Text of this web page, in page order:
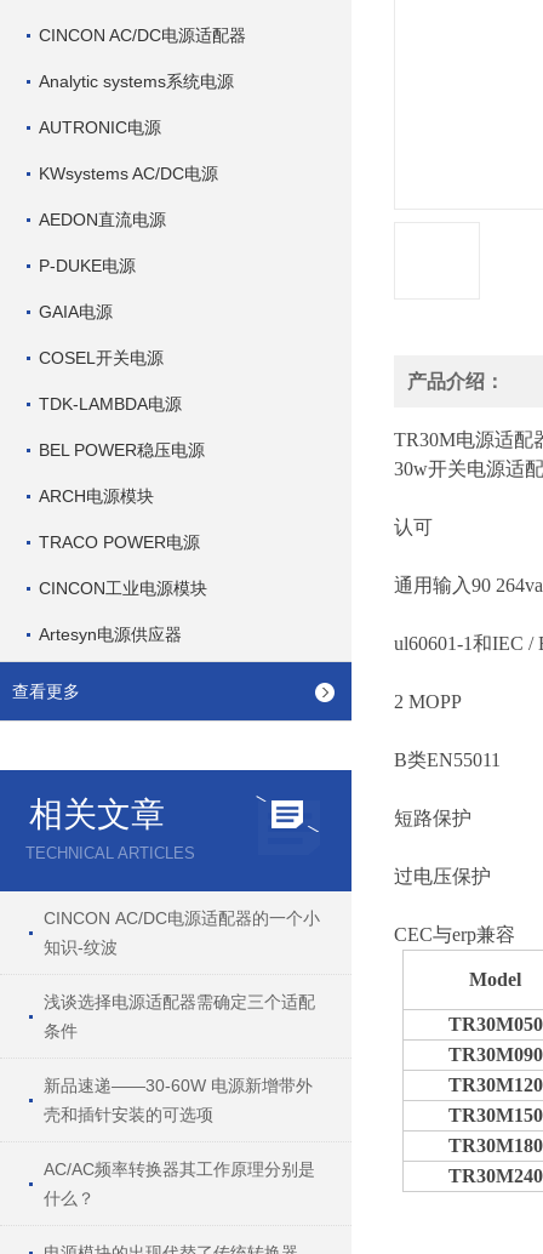
CINCON AC/DC电源适配器
Analytic systems系统电源
AUTRONIC电源
KWsystems AC/DC电源
AEDON直流电源
P-DUKE电源
GAIA电源
COSEL开关电源
TDK-LAMBDA电源
BEL POWER稳压电源
ARCH电源模块
TRACO POWER电源
CINCON工业电源模块
Artesyn电源供应器
查看更多
相关文章
TECHNICAL ARTICLES
CINCON AC/DC电源适配器的一个小
知识-纹波
浅谈选择电源适配器需确定三个适配
条件
新品速递——30-60W 电源新增带外
壳和插针安装的可选项
AC/AC频率转换器其工作原理分别是
什么？
产品介绍：
TR30M电源适配
30w开关电源适
认可
通用输入90
ul60601-1和IEC /
2 MOPP
B类EN55011
短路保护
过电压保护
CEC与erp兼容
Model
TR30M050
TR30M090
TR30M120
TR30M150
TR30M180
TR30M240